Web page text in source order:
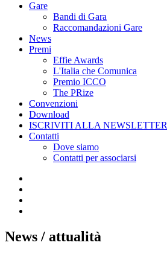
Gare
Bandi di Gara
Raccomandazioni Gare
News
Premi
Effie Awards
L'Italia che Comunica
Premio ICCO
The PRize
Convenzioni
Download
ISCRIVITI ALLA NEWSLETTER
Contatti
Dove siamo
Contatti per associarsi
News / attualità